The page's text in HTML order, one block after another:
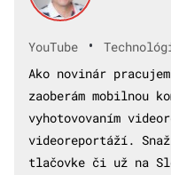
YouTube •
Ako novinár
zaoberám mobilnou
vyhotovovaním
videoreportáží.
tlačovke či už na